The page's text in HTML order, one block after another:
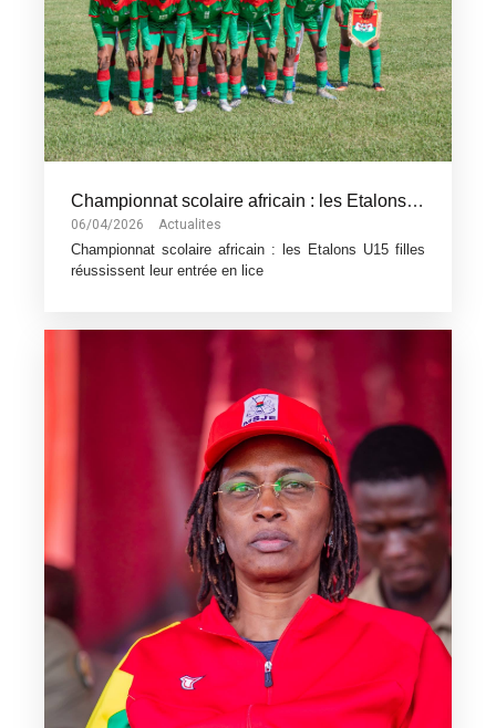
ACTUALITÉS
Actualites
Championnat scolaire africain : les Etalons U15 filles
réussissent leur entrée en lice